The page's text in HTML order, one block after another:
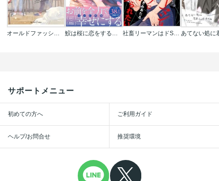
オールドファッションカップケーキ 鮫は桜に恋をする【電子限定漫画付き】 社畜リーマンはドSヤクザにハメられたい
サポートメニュー
初めての方へ ご利用ガイド
ヘルプ/お問合せ 推奨環境